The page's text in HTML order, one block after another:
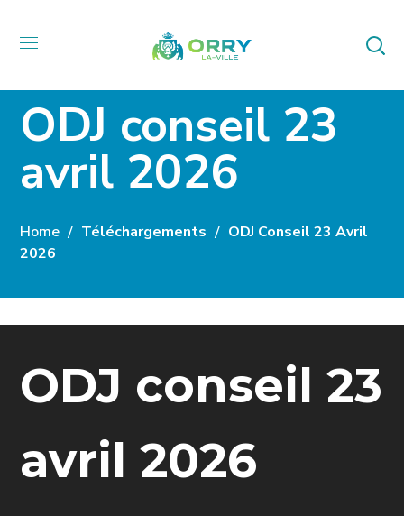
ODJ conseil 23
avril 2026
Home Téléchargements
ODJ Conseil 23 Avril
2026
ODJ conseil 23
avril 2026